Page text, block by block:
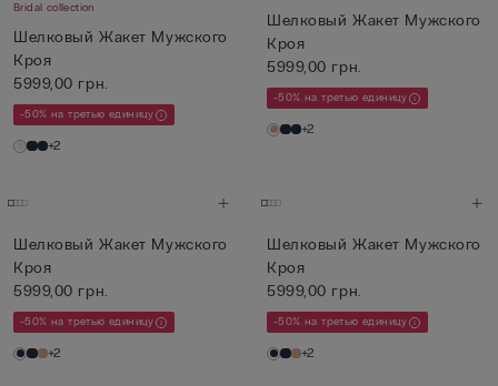
Bridal collection
Шелковый Жакет Мужского
Кроя
5999,00 грн.
-50% на третью единицу
+2
Шелковый Жакет Мужского
Кроя
5999,00 грн.
-50% на третью единицу
+2
Шелковый Жакет Мужского
Кроя
5999,00 грн.
-50% на третью единицу
+2
Шелковый Жакет Мужского
Кроя
5999,00 грн.
-50% на третью единицу
+2